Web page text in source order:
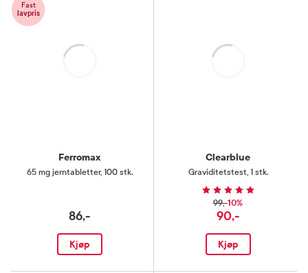
Fast
lavpris
Ferromax
65 mg jerntabletter, 100 stk.
86,-
Kjøp
Clearblue
Graviditetstest, 1 stk.
99,-10%
90,-
Kjøp